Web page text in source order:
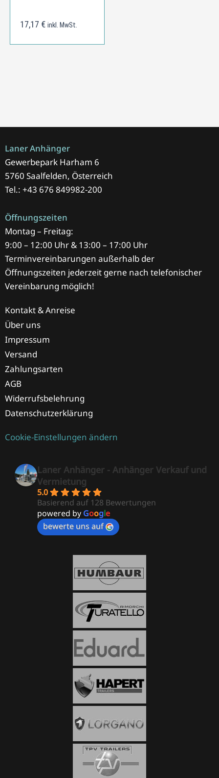
17,17 € inkl. MwSt.
Laner Anhänger
Gewerbepark Harham 6
5760 Saalfelden, Österreich
Tel.: +43 676 849982-200
Öffnungszeiten
Montag – Freitag:
9:00 – 12:00 Uhr & 13:00 – 17:00 Uhr
Terminvereinbarungen außerhalb der
Öffnungszeiten jederzeit gerne nach telefonischer
Vereinbarung möglich!
Kontakt & Anreise
Über uns
Impressum
Versand
Zahlungsarten
AGB
Widerrufsbelehrung
Datenschutzerklärung
Cookie-Einstellungen ändern
Laner Anhänger - Anhänger Verkauf und
Vermietung
5.0
Basierend auf 128 Bewertungen
powered by Google
bewerte uns auf